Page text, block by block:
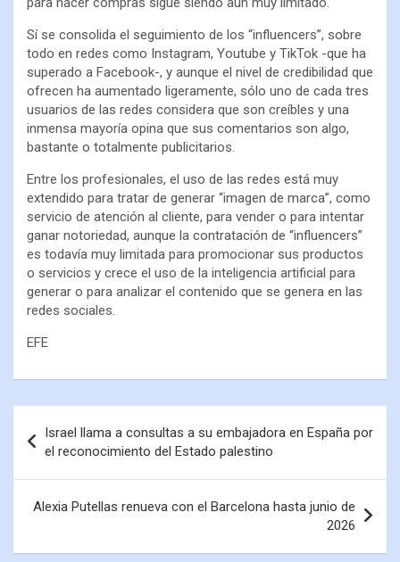
Sí se consolida el seguimiento de los “influencers”, sobre
todo en redes como Instagram, Youtube y TikTok -que ha
superado a Facebook-, y aunque el nivel de credibilidad que
ofrecen ha aumentado ligeramente, sólo uno de cada tres
usuarios de las redes considera que son creíbles y una
inmensa mayoría opina que sus comentarios son algo,
bastante o totalmente publicitarios.
Entre los profesionales, el uso de las redes está muy
extendido para tratar de generar “imagen de marca”, como
servicio de atención al cliente, para vender o para intentar
ganar notoriedad, aunque la contratación de “influencers”
es todavía muy limitada para promocionar sus productos
o servicios y crece el uso de la inteligencia artificial para
generar o para analizar el contenido que se genera en las
redes sociales.
EFE
Israel llama a consultas a su embajadora en España por
el reconocimiento del Estado palestino
Alexia Putellas renueva con el Barcelona hasta junio de
2026